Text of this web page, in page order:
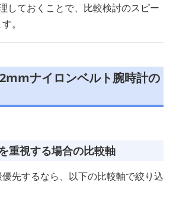
しておくことで、比較検討のスピー
。
ナイロンベルト腕時計の
重視する場合の比較軸
優先するなら、以下の比較軸で絞り込